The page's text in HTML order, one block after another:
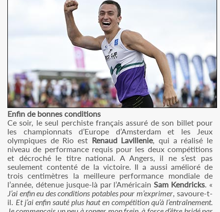
Enfin de bonnes conditions
Ce soir, le seul perchiste français assuré de son billet pour
les championnats d’Europe d’Amsterdam et les Jeux
olympiques de Rio est Renaud Lavillenie, qui a réalisé le
niveau de performance requis pour les deux compétitions
et décroché le titre national. A Angers, il ne s’est pas
seulement contenté de la victoire. Il a aussi amélioré de
trois centimètres la meilleure performance mondiale de
l’année, détenue jusque-là par l’AméricainSam Kendricks. «
J’ai enfin eu des conditions potables pour m’exprimer, savoure-t-
il. Et j’ai enfin sauté plus haut en compétition qu’à l’entraînement.